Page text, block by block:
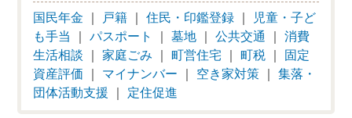
国民年金 戸籍 ｜住民・印鑑登録
児童・子ど
も手当
｜パスポート ｜墓地 ｜公共交通 ｜消費
生活相談 ｜家庭ごみ ｜町営住宅 ｜町税
固定
資産評価
マイナンバー 空き家対策 ｜集落・
団体活動支援
定住促進